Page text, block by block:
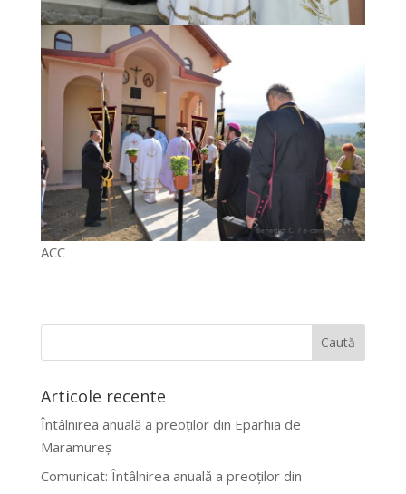
ACC
Articole recente
Întâlnirea anuală a preoților din Eparhia de
Maramureș
Comunicat: Întâlnirea anuală a preoților din